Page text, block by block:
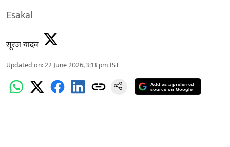
Esakal
सूरज यादव
Updated on:22 June 2026, 3:13 pm IST
Add as a preferred
source on Google